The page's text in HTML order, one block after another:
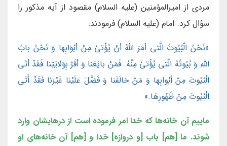
مردی از امیرالمؤمنین (علیه السلام) مقصود از آیه مذکور را
سؤال کرد. امام (علیه السلام) فرمودند:
«نَحْنُ الْبُيُوتُ الَّتي أمَرَ اللهُ أنْ يُؤْتىٰ مِنْ أبْوَابِها وَ نَحْنُ بابُ
اللهِ وَ بُيُوتُهُ الَّتي يُؤْتىٰ مِنْهُ. فَمَنْ بايَعَنا وَ أقَرَّ بِوَلَايَتِنا فَقَدْ أتَى
الْبُيُوتَ مِنْ أبْوابِها وَ مَنْ خالَفَنا وَ فَضَّلَ عَلَيْنا غَيْرَنا فَقَدْ أَتَى
الْبُيُوتَ مِنْ ظُهُورِهَا.»
ماییم آن خانه‌ها که خدا امر فرموده است از درهایشان وارد
شوند. ما [هم] باب [و دروازه] خدا و [هم] آن خانه‌های او